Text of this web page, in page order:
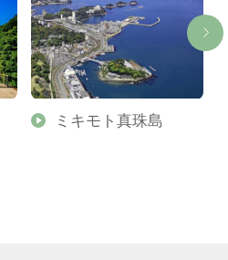
ミキモト真珠島